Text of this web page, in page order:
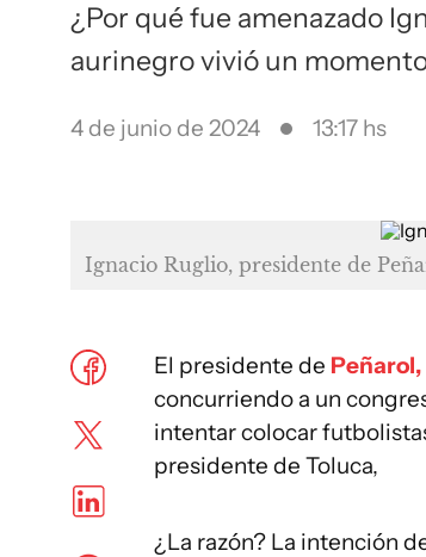
¿Por qué fue amenazado
aurinegro vivió un
4 de junio de 2024 13:17 hs
Ignacio Ruglio, presidente de
El presidente de Peñarol,
concurriendo a un
intentar colocar
presidente de Toluca,
¿La razón? La intención